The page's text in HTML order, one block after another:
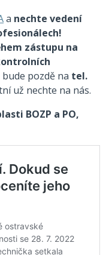
a nechte vedení
zástupu na
pozdě na tel.
už nechte na nás.
BOZP a PO,